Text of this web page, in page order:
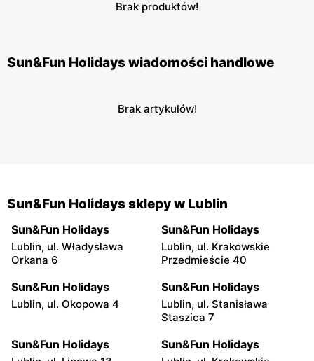
Brak produktów!
Sun&Fun Holidays wiadomości handlowe
Brak artykułów!
Sun&Fun Holidays sklepy w Lublin
Sun&Fun Holidays
Lublin, ul. Władysława
Orkana 6
Sun&Fun Holidays
Lublin, ul. Krakowskie
Przedmieście 40
Sun&Fun Holidays
Lublin, ul. Okopowa 4
Sun&Fun Holidays
Lublin, ul. Stanisława
Staszica 7
Sun&Fun Holidays Sun&Fun Holidays